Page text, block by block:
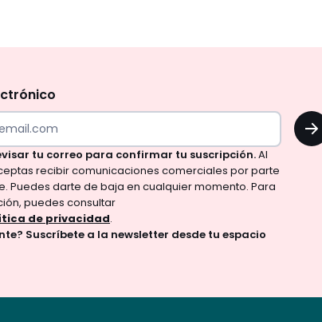
OK
tu correo para confirmar tu suscripción.Al
recibir comunicaciones comerciales por parte
Puedes darte de baja en cualquier momento. Para
puedes consultar
de privacidad.
Suscríbete a la newsletter desde tu espacio